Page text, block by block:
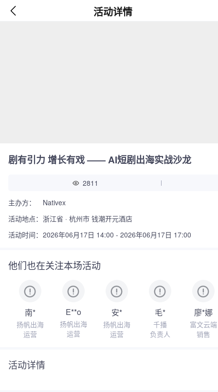
活动详情
剧有引力 增长有戏 —— AI短剧出海实战沙龙
2811
主办方：
Nativex
活动地点： 浙江省 · 杭州市 钱潮开元酒店
活动时间： 2026年06月17日 14:00 - 2026年06月17日 17:00
他们也在关注本场活动
南*
扬帆出海
运营
E**o
扬帆出海
运营
安*
扬帆出海
运营
毛*
千播
负责人
廖*娜
富文云端
销售
活动详情